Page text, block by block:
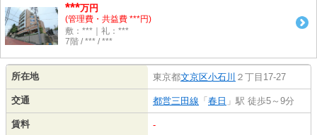
***万円
(管理費・共益費 ***円)
敷：***｜礼：***
7階 / *** / ***
所在地 東京都文京区小石川 ２丁目17-27
交通 都営三田線 「 春日 」駅 徒歩5～9分
賃料 -